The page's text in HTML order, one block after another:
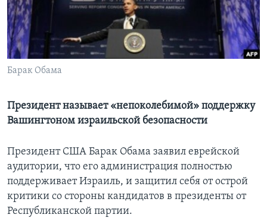
Learning English
СОЦИАЛЬНЫЕ СЕТИ
Языки
Барак Обама
Президент называет «непоколебимой» поддержку
Вашингтоном израильской безопасности
Президент США Барак Обама заявил еврейской
аудитории, что его администрация полностью
поддерживает Израиль, и защитил себя от острой
критики со стороны кандидатов в президенты от
Республиканской партии.